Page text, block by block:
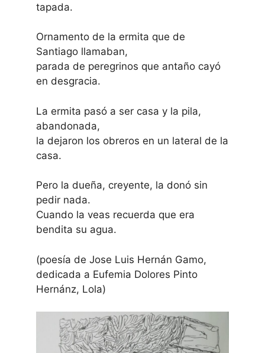
tapada.
Ornamento de la ermita que de
Santiago llamaban,
parada de peregrinos que antaño cayó
en desgracia.
La ermita pasó a ser casa y la pila,
abandonada,
la dejaron los obreros en un lateral de la
casa.
Pero la dueña, creyente, la donó sin
pedir nada.
Cuando la veas recuerda que era
bendita su agua.
(poesía de Jose Luis Hernán Gamo,
dedicada a Eufemia Dolores Pinto
Hernánz, Lola)